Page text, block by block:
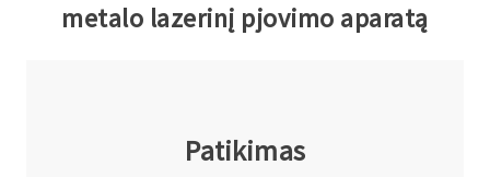
metalo lazerinį pjovimo aparatą
Patikimas